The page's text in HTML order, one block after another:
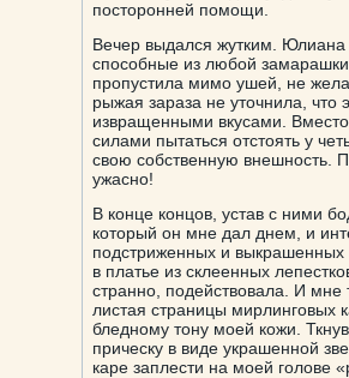
посторонней помощи.
Вечер выдался жутким. Юлиана
способные из любой
пропустила мимо ушей, не
рыжая зараза не уточнила,
извращенными вкусами.
силами пытаться отстоять у
свою собственную внешность.
ужасно!
В конце концов, устав с ними
который он мне дал днем, и
подстриженных и выкрашенных
в платье из склеенных
странно, подействовала. И мне
листая страницы мирлинговых
бледному тону моей кожи.
прическу в виде украшенной
каре заплести на моей голове